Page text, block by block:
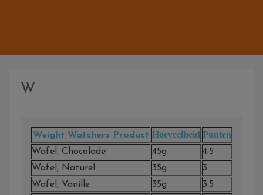
W
Weight Watchers Product Hoeveelheid Punten
Wafel, Chocolade 45g
4.5
Wafel, Naturel
35g
3
Wafel, Vanille
35g 3.5